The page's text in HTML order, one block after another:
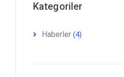
Kategoriler
Haberler (4)